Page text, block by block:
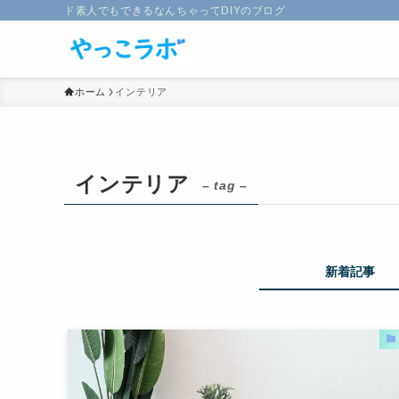
ド素人でもできるなんちゃってDIYのブログ
ホーム インテリア
インテリア – tag –
新着記事